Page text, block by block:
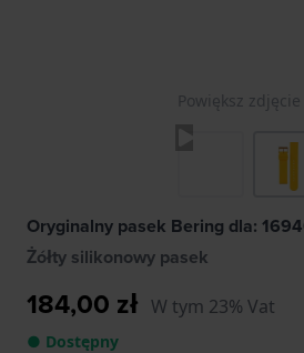
Powiększ zdjęcie
Oryginalny pasek Bering dla:
Żółty silikonowy pasek
184,00 zł W tym 23% Vat
● Dostępny